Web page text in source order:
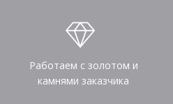
Работаем с золотом и
камнями заказчика